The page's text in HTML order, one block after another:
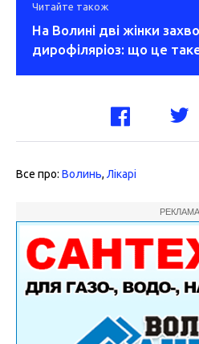
Читайте також
На Волині дві жінки
дирофіляріоз: що це
Все про: Волинь, Лікарі
РЕКЛАМА